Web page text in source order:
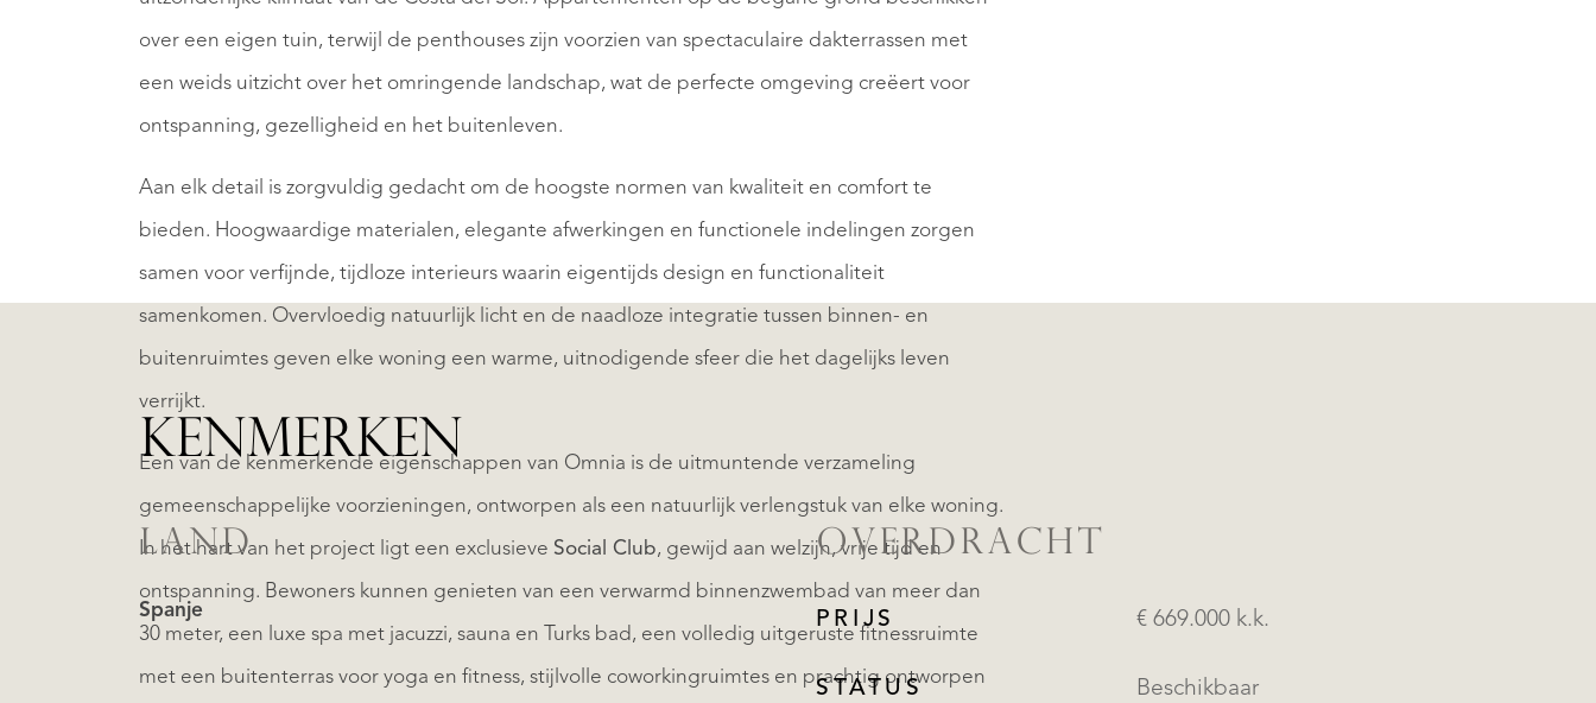
over een eigen tuin, terwijl de penthouses zijn voorzien van spectaculaire dakterrassen met
een weids uitzicht over het omringende landschap, wat de perfecte omgeving creëert voor
ontspanning, gezelligheid en het buitenleven.
Aan elk detail is zorgvuldig gedacht om de hoogste normen van kwaliteit en comfort te
bieden. Hoogwaardige materialen, elegante afwerkingen en functionele indelingen zorgen
samen voor verfijnde, tijdloze interieurs waarin eigentijds design en functionaliteit
samenkomen. Overvloedig natuurlijk licht en de naadloze integratie tussen binnen- en
buitenruimtes geven elke woning een warme, uitnodigende sfeer die het dagelijks leven
verrijkt.
Een van de kenmerkende eigenschappen van Omnia is de uitmuntende verzameling
gemeenschappelijke voorzieningen, ontworpen als een natuurlijk verlengstuk van elke woning.
In het hart van het project ligt een exclusieve Social Club, gewijd aan welzijn, vrije tijd en
ontspanning. Bewoners kunnen genieten van een verwarmd binnenzwembad van meer dan
30 meter, een luxe spa met jacuzzi, sauna en Turks bad, een volledig uitgeruste fitnessruimte
met een buitenterras voor yoga en fitness, stijlvolle coworkingruimtes en prachtig ontworpen
KENMERKEN
LAND
Spanje
OVERDRACHT
PRIJS € 669.000 k.k.
STATUS Beschikbaar